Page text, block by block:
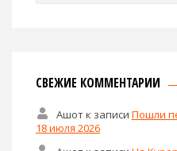
СВЕЖИЕ КОММЕНТАРИИ
Ашотк записи Пошли
18 июля 2026